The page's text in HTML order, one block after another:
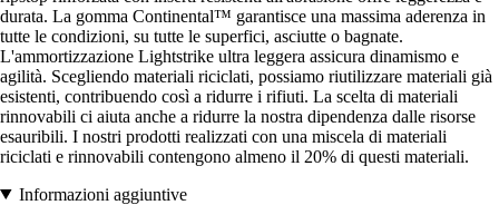
durata. La gomma Continental™ garantisce una massima aderenza in
tutte le condizioni, su tutte le superfici, asciutte o bagnate.
L'ammortizzazione Lightstrike ultra leggera assicura dinamismo e
agilità. Scegliendo materiali riciclati, possiamo riutilizzare materiali già
esistenti, contribuendo così a ridurre i rifiuti. La scelta di materiali
rinnovabili ci aiuta anche a ridurre la nostra dipendenza dalle risorse
esauribili. I nostri prodotti realizzati con una miscela di materiali
riciclati e rinnovabili contengono almeno il 20% di questi materiali.
Informazioni aggiuntive